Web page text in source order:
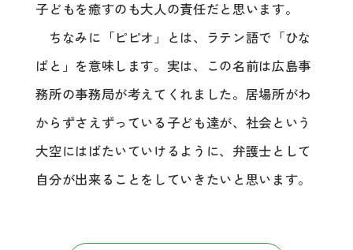
子どもを癒すのも大人の責任だと思います。
ちなみに「ピピオ」とは、ラテン語で「ひな
ばと」を意味します。実は、この名前は広島事
務所の事務局が考えてくれました。居場所がわ
からずさえずっている子ども達が、社会という
大空にはばたいていけるように、弁護士として
自分が出来ることをしていきたいと思います。